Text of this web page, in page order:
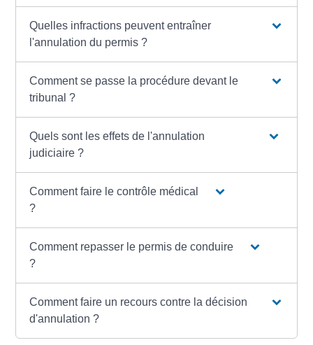
Quelles infractions peuvent entraîner
l'annulation du permis ?
Comment se passe la procédure devant le
tribunal ?
Quels sont les effets de l'annulation
judiciaire ?
Comment faire le contrôle médical
?
Comment repasser le permis de conduire
?
Comment faire un recours contre la décision
d'annulation ?